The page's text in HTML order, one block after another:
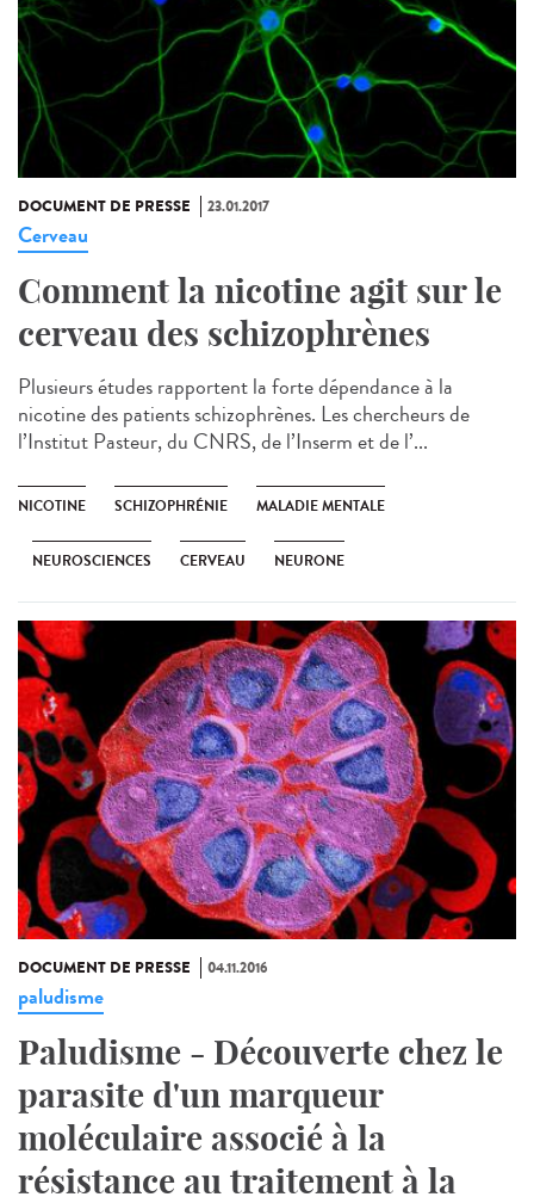
DOCUMENT DE PRESSE 23.01.2017
Cerveau
Comment la nicotine agit sur le
cerveau des schizophrènes
Plusieurs études rapportent la forte dépendance à la
nicotine des patients schizophrènes. Les chercheurs de
l’Institut Pasteur, du CNRS, de l’Inserm et de l’...
NICOTINE SCHIZOPHRÉNIE MALADIE MENTALE
NEUROSCIENCES CERVEAU NEURONE
DOCUMENT DE PRESSE 04.11.2016
paludisme
Paludisme - Découverte chez le
parasite d'un marqueur
moléculaire associé à la
résistance au traitement à la